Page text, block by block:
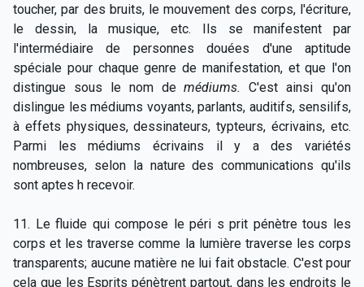
toucher, par des bruits, le mouvement des corps, l'écriture,
le dessin, la musique, etc. Ils se manifestent par
l'intermédiaire de personnes douées d'une aptitude
spéciale pour chaque genre de manifestation, et que l'on
distingue sous le nom demédiums.C'est ainsi qu'on
dislingue les médiums voyants, parlants, auditifs, sensilifs,
à effets physiques, dessinateurs, typteurs, écrivains, etc.
Parmi les médiums écrivains il y a des variétés
nombreuses, selon la nature des communications qu'ils
sont aptes h recevoir.
11. Le fluide qui compose le péri s prit pénètre tous les
corps et les traverse comme la lumière traverse les corps
transparents; aucune matière ne lui fait obstacle. C'est pour
cela que les Esprits pénètrent partout, dans les endroits le